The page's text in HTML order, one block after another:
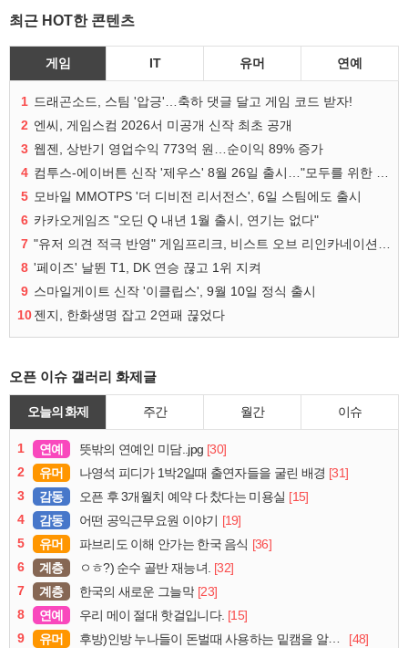
최근 HOT한 콘텐츠
게임 IT 유머 연예
1 드래곤소드, 스팀 '압긍'…축하 댓글 달고 게임 코드 받자!
2 엔씨, 게임스컴 2026서 미공개 신작 최초 공개
3 웹젠, 상반기 영업수익 773억 원…순이익 89% 증가
4
5 모바일 MMOTPS '더 디비전 리서전스', 6일 스팀에도 출시
6 카카오게임즈 "오딘 Q 내년 1월 출시, 연기는 없다"
7
8 '페이즈' 날뛴 T1, DK 연승 끊고 1위 지켜
9 스마일게이트 신작 '이클립스', 9월 10일 정식 출시
10젠지, 한화생명 잡고 2연패 끊었다
오픈 이슈 갤러리 화제글
오늘의 화제 주간 월간 이슈
1 연예 뜻밖의 연예인 미담..jpg [30]
2
유머 나영석 피디가 1박2일때 출연자들을 굴린 배경 [31]
3
감동 오픈 후 3개월치 예약 다 찼다는 미용실 [15]
4
감동 어떤 공익근무요원 이야기 [19]
5
유머 파브리도 이해 안가는 한국 음식 [36]
6
계층 ㅇㅎ?) 순수 골반 재능녀. [32]
7
계층 한국의 새로운 그늘막 [23]
8
연예 우리 메이 절대 핫걸입니다. [15]
9
유머 후방)인방 누나들이 돈벌때 사용하는 밑캠을 알아보자
[48]